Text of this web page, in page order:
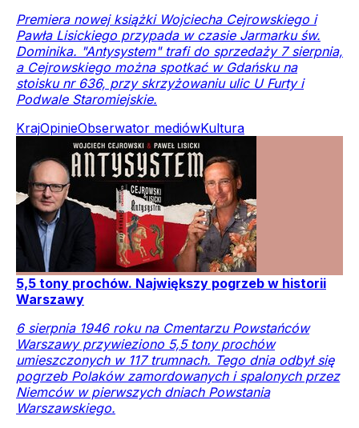
Premiera nowej książki Wojciecha Cejrowskiego i
Pawła Lisickiego przypada w czasie Jarmarku św.
Dominika. "Antysystem" trafi do sprzedaży 7 sierpnia,
a Cejrowskiego można spotkać w Gdańsku na
stoisku nr 636, przy skrzyżowaniu ulic U Furty i
Podwale Staromiejskie.
KrajOpinieObserwator mediówKultura
5,5 tony prochów. Największy pogrzeb w historii
Warszawy
6 sierpnia 1946 roku na Cmentarzu Powstańców
Warszawy przywieziono 5,5 tony prochów
umieszczonych w 117 trumnach. Tego dnia odbył się
pogrzeb Polaków zamordowanych i spalonych przez
Niemców w pierwszych dniach Powstania
Warszawskiego.